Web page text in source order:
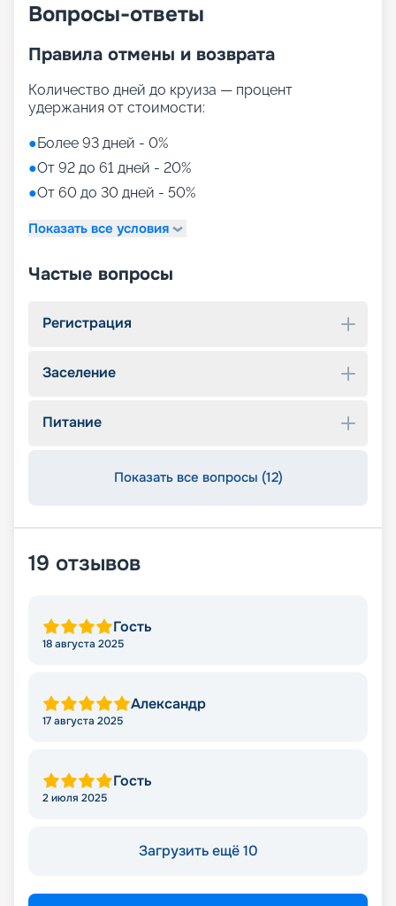
Вопросы-ответы
Правила отмены и возврата
Количество дней до круиза — процент
удержания от стоимости:
●Более 93 дней - 0%
●От 92 до 61 дней - 20%
●От 60 до 30 дней - 50%
Показать все условия
Частые вопросы
Регистрация
Заселение
Питание
Показать все вопросы (12)
19 отзывов
Гость
18 августа 2025
Александр
17 августа 2025
Гость
2 июля 2025
Загрузить ещё 10